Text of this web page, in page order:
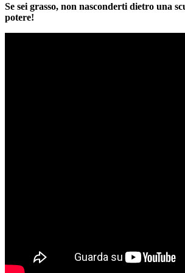
Se sei grasso, non nasconderti dietro una
potere!